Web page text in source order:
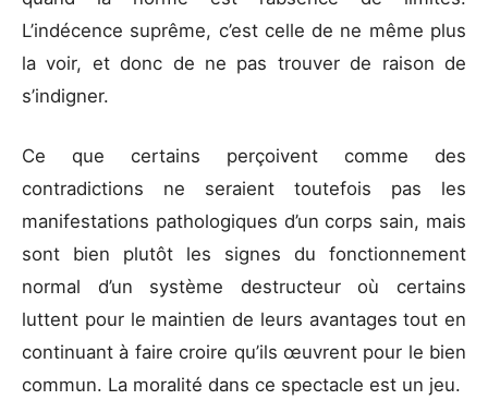
L’indécence suprême, c’est celle de ne même plus
la voir, et donc de ne pas trouver de raison de
s’indigner.
Ce que certains perçoivent comme des
contradictions ne seraient toutefois pas les
manifestations pathologiques d’un corps sain, mais
sont bien plutôt les signes du fonctionnement
normal d’un système destructeur où certains
luttent pour le maintien de leurs avantages tout en
continuant à faire croire qu’ils œuvrent pour le bien
commun. La moralité dans ce spectacle est un jeu.